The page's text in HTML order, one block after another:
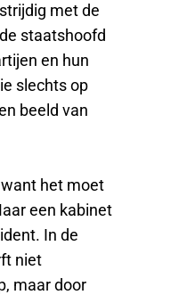
met de
staatshoofd
en hun
slechts op
beeld van
het moet
een kabinet
In de
niet
maar door